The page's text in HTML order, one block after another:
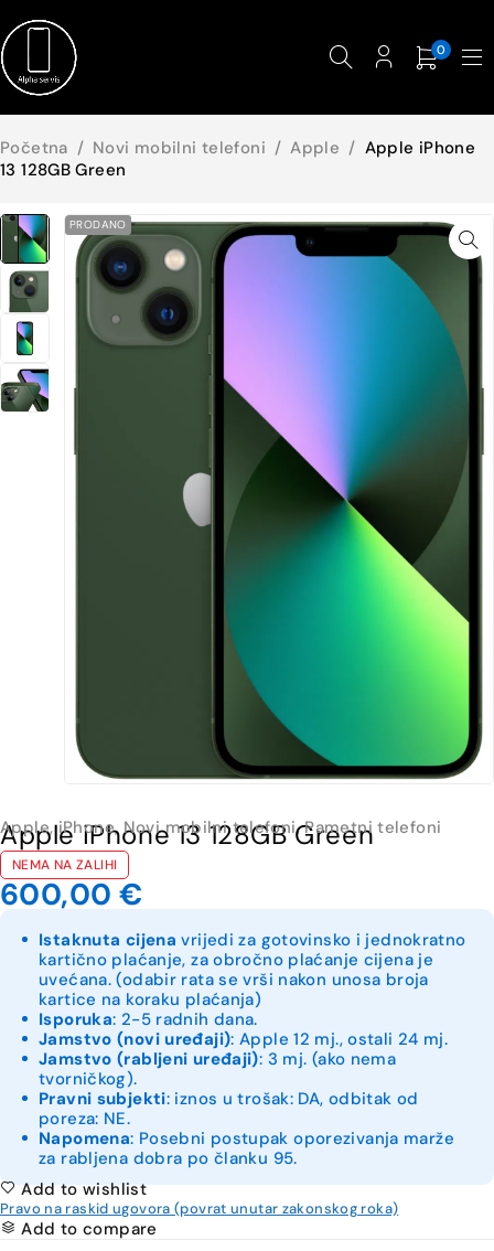
0
Početna / Novi mobilni telefoni / Apple / Apple iPhone
13 128GB Green
PRODANO
Apple,iPhone, Novi mobilni telefoni,Pametni telefoni
Apple iPhone 13 128GB Green
NEMA NA ZALIHI
600,00 €
Istaknuta cijena vrijedi za gotovinsko i jednokratno
kartično plaćanje, za obročno plaćanje cijena je
uvećana. (odabir rata se vrši nakon unosa broja
kartice na koraku plaćanja)
Isporuka: 2-5 radnih dana.
Jamstvo (novi uređaji): Apple 12 mj., ostali 24 mj.
Jamstvo (rabljeni uređaji): 3 mj. (ako nema
tvorničkog).
Pravni subjekti: iznos u trošak: DA, odbitak od
poreza: NE.
Napomena: Posebni postupak oporezivanja marže
za rabljena dobra po članku 95.
Add to wishlist
Pravo na raskid ugovora (povrat unutar zakonskog roka)
Add to compare